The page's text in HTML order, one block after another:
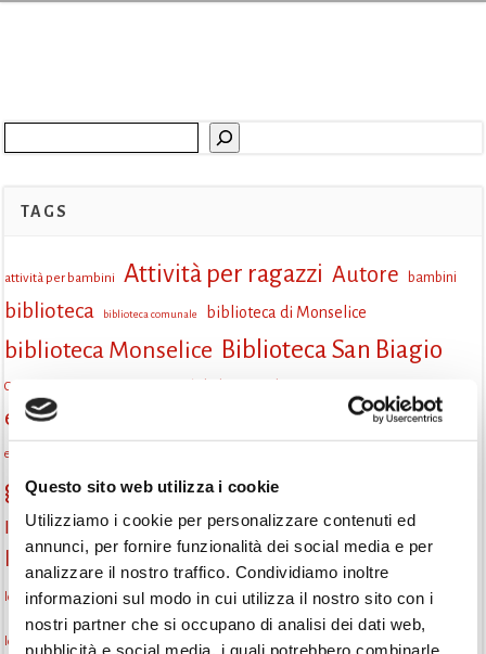
Questo sito web utilizza i cookie
Utilizziamo i cookie per personalizzare contenuti ed
annunci, per fornire funzionalità dei social media e per
analizzare il nostro traffico. Condividiamo inoltre
informazioni sul modo in cui utilizza il nostro sito con i
nostri partner che si occupano di analisi dei dati web,
pubblicità e social media, i quali potrebbero combinarle
TAGS
attività per bambini Attività per ragazzi Autore bambini
biblioteca biblioteca comunale biblioteca di Monselice
biblioteca Monselice Biblioteca San Biagio
Centro per il libro e la lettura
eventi culturali eventi in biblioteca
eventi Monselice
gruppo di lettura incontri di lettura
Informazioni laboratori creativi laboratorio
la strada di mattoni gialli lettura
lettura ad alta voce lettura condivisa lettura silenziosa
letture ad alta voce libri come semi monselice